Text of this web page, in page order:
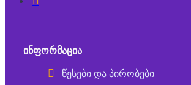
ᲘᲜᲤᲝᲠᲛᲐᲪᲘᲐ
წესები და პირობები